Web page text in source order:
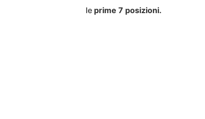
le prime 7 posizioni.